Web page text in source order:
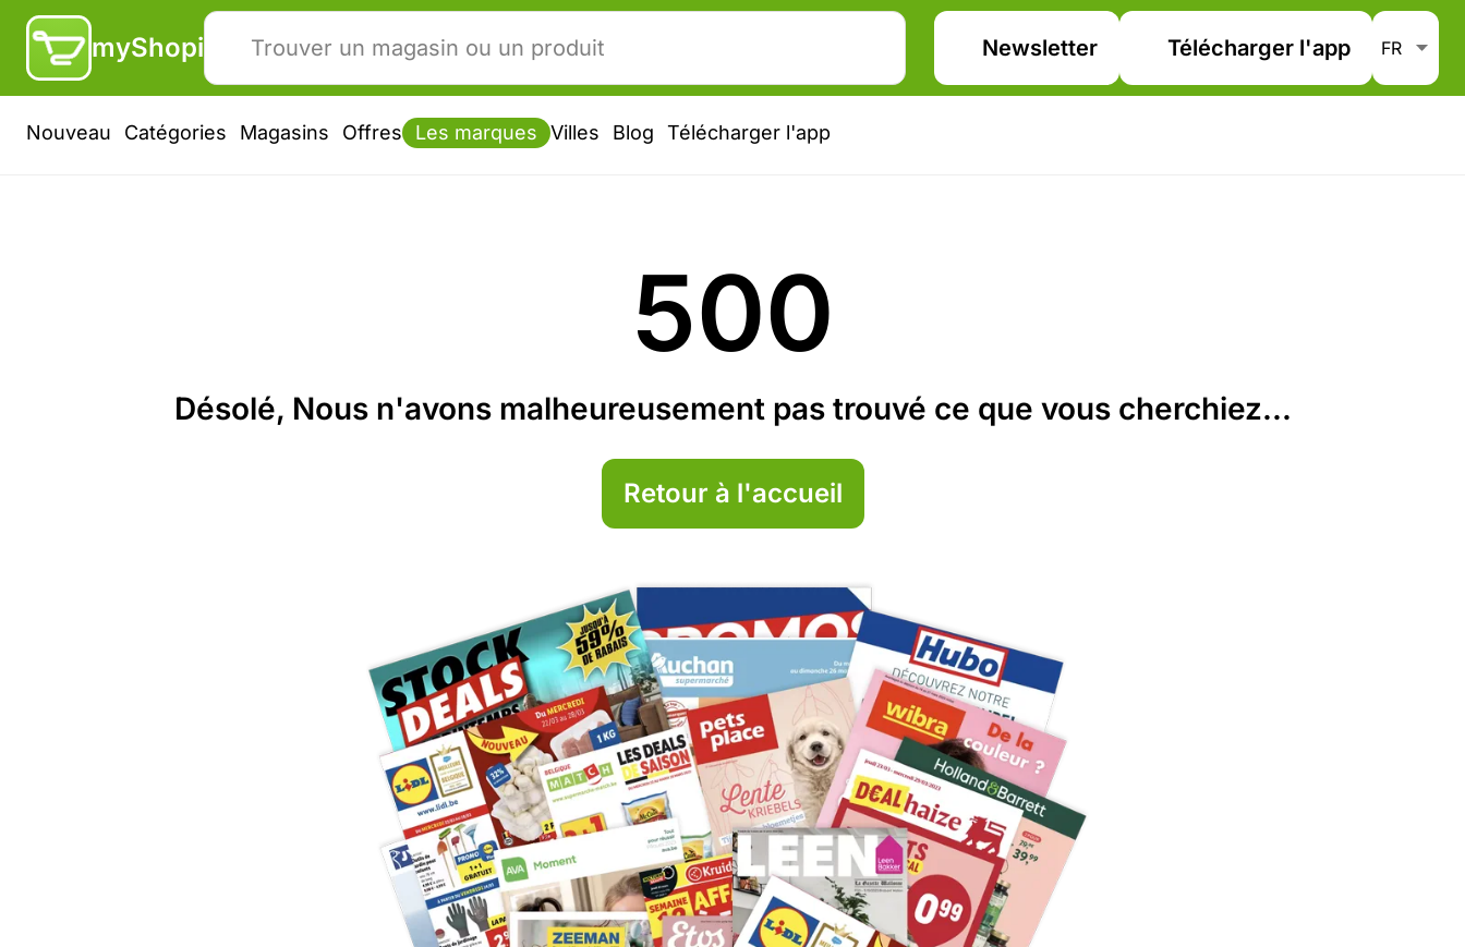
myShopi Newsletter Télécharger l'app
Nouveau Catégories Magasins Offres Les marques Villes Blog Télécharger l'app
500
Désolé, Nous n'avons malheureusement pas trouvé ce que vous cherchiez...
Retour à l'accueil